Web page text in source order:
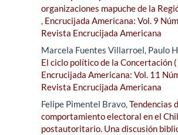
organizaciones mapuche de la
, Encrucijada Americana: Vol. 9
Revista Encrucijada Americana
Marcela Fuentes Villarroel, Paulo
El ciclo político de la Concertación
Encrucijada Americana: Vol. 11
Revista Encrucijada Americana
Felipe Pimentel Bravo,Tendencias
comportamiento electoral en el
postautoritario. Una discusión